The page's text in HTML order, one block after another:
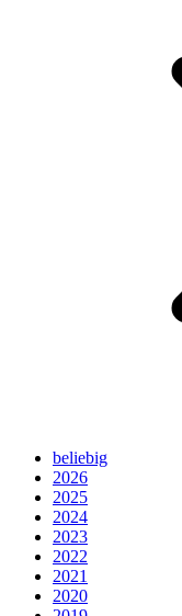
beliebig
2026
2025
2024
2023
2022
2021
2020